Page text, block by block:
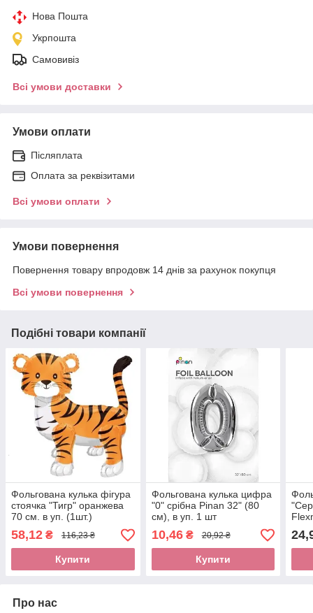
Нова Пошта
Укрпошта
Самовивіз
Всі умови доставки
Умови оплати
Післяплата
Оплата за реквізитами
Всі умови оплати
Умови повернення
Повернення товару впродовж 14 днів за рахунок покупця
Всі умови повернення
Подібні товари компанії
Фольгована кулька фігура
стоячка "Тигр" оранжева
70 см. в уп. (1шт.)
58,12 ₴ 116,23 ₴
Купити
Фольгована кулька цифра
"0" срібна Pinan 32" (80
см), в уп. 1 шт
10,46₴ 20,92 ₴
Купити
Про нас